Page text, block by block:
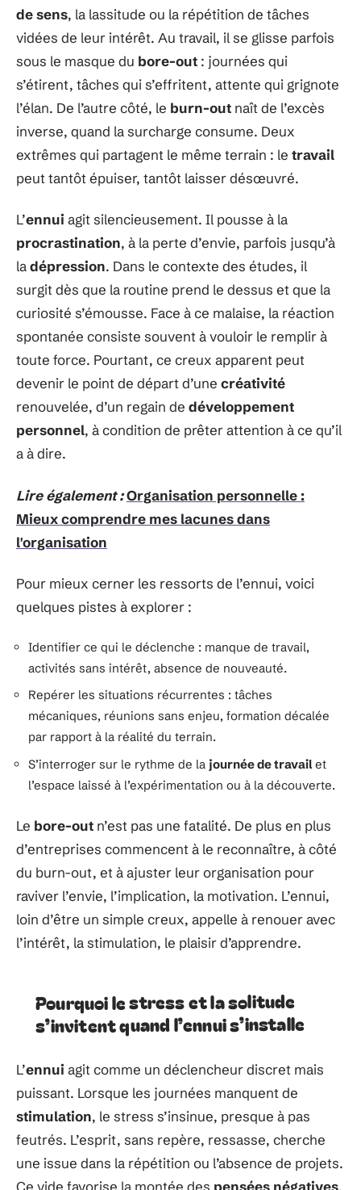
de sens, la lassitude ou la répétition de tâches
vidées de leur intérêt. Au travail, il se glisse parfois
sous le masque du bore-out : journées qui
s’étirent, tâches qui s’effritent, attente qui grignote
l’élan. De l’autre côté, le burn-out naît de l’excès
inverse, quand la surcharge consume. Deux
extrêmes qui partagent le même terrain : le travail
peut tantôt épuiser, tantôt laisser désœuvré.
L’ennui agit silencieusement. Il pousse à la
procrastination, à la perte d’envie, parfois jusqu’à
ladépression. Dans le contexte des études, il
surgit dès que la routine prend le dessus et que la
curiosité s’émousse. Face à ce malaise, la réaction
spontanée consiste souvent à vouloir le remplir à
toute force. Pourtant, ce creux apparent peut
devenir le point de départ d’une créativité
renouvelée, d’un regain de développement
personnel, à condition de prêter attention à ce qu’il
a à dire.
Lire également :Organisation personnelle :
Mieux comprendre mes lacunes dans
l'organisation
Pour mieux cerner les ressorts de l’ennui, voici
quelques pistes à explorer :
Identifier ce qui le déclenche : manque de travail,
activités sans intérêt, absence de nouveauté.
Repérer les situations récurrentes : tâches
mécaniques, réunions sans enjeu, formation décalée
par rapport à la réalité du terrain.
S’interroger sur le rythme de la journée de travail et
l’espace laissé à l’expérimentation ou à la découverte.
Le bore-out n’est pas une fatalité. De plus en plus
d’entreprises commencent à le reconnaître, à côté
du burn-out, et à ajuster leur organisation pour
raviver l’envie, l’implication, la motivation. L’ennui,
loin d’être un simple creux, appelle à renouer avec
l’intérêt, la stimulation, le plaisir d’apprendre.
Pourquoi le stress et la solitude
s’invitent quand l’ennui s’installe
L’ennui agit comme un déclencheur discret mais
puissant. Lorsque les journées manquent de
stimulation, le stress s’insinue, presque à pas
feutrés. L’esprit, sans repère, ressasse, cherche
une issue dans la répétition ou l’absence de projets.
Ce vide favorise la montée des pensées négatives,